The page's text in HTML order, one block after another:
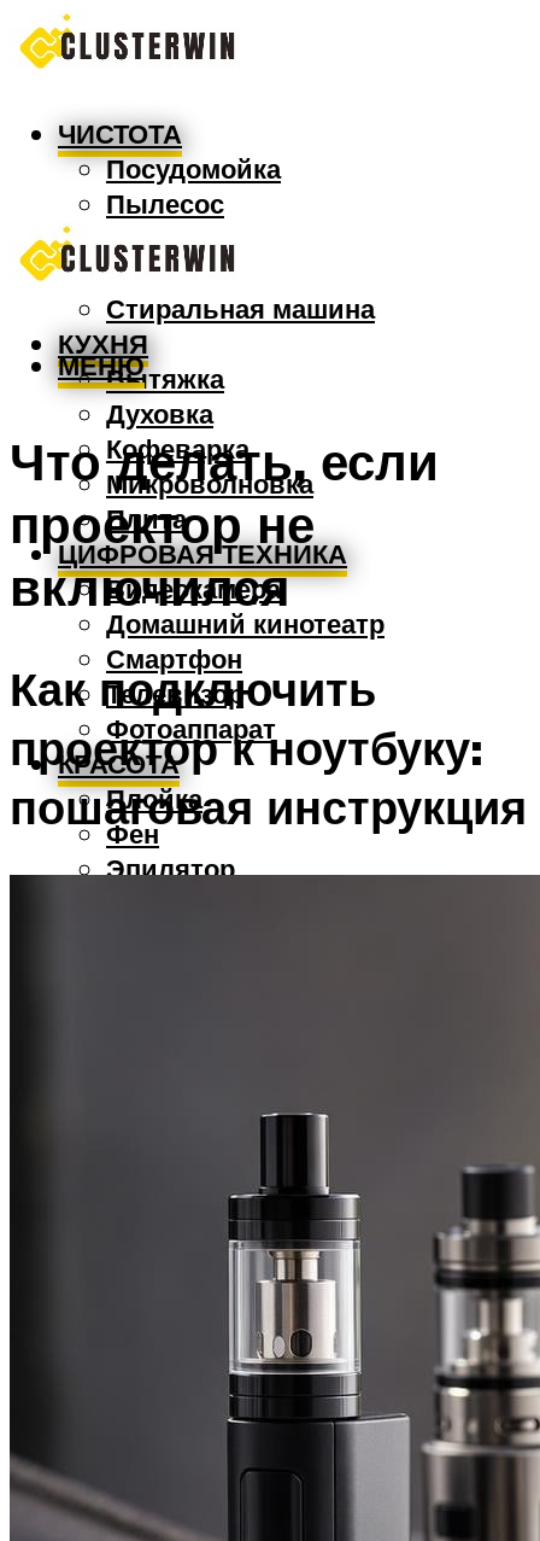
ЧИСТОТА
Посудомойка
Пылесос
Утюг
Швабра
Стиральная машина
КУХНЯ
Вытяжка
Духовка
Кофеварка
Микроволновка
Плита
ЦИФРОВАЯ ТЕХНИКА
Видеокамера
Домашний кинотеатр
Смартфон
Телевизор
Фотоаппарат
КРАСОТА
Плойка
Фен
Эпилятор
Увлажнитель
Перфоратор
Шуруповерт
МЕНЮ
Что делать, если
проектор не
включился
Как подключить
проектор к ноутбуку:
пошаговая инструкция